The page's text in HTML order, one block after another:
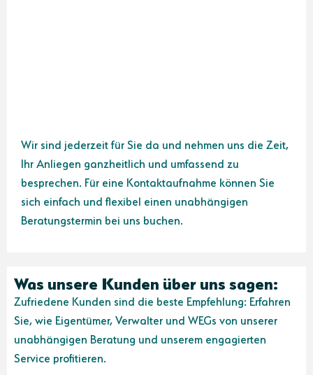
Wir sind jederzeit für Sie da und nehmen uns die Zeit,
Ihr Anliegen ganzheitlich und umfassend zu
besprechen. Für eine Kontaktaufnahme können Sie
sich einfach und flexibel einen unabhängigen
Beratungstermin bei uns buchen.
Was unsere Kunden über uns sagen:
Zufriedene Kunden sind die beste Empfehlung: Erfahren
Sie, wie Eigentümer, Verwalter und WEGs von unserer
unabhängigen Beratung und unserem engagierten
Service profitieren.